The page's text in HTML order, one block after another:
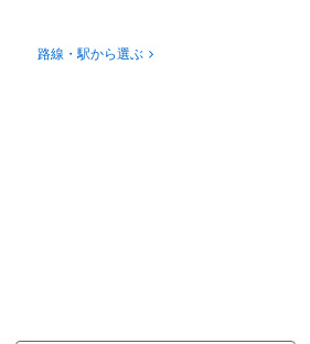
路線・駅から選ぶ